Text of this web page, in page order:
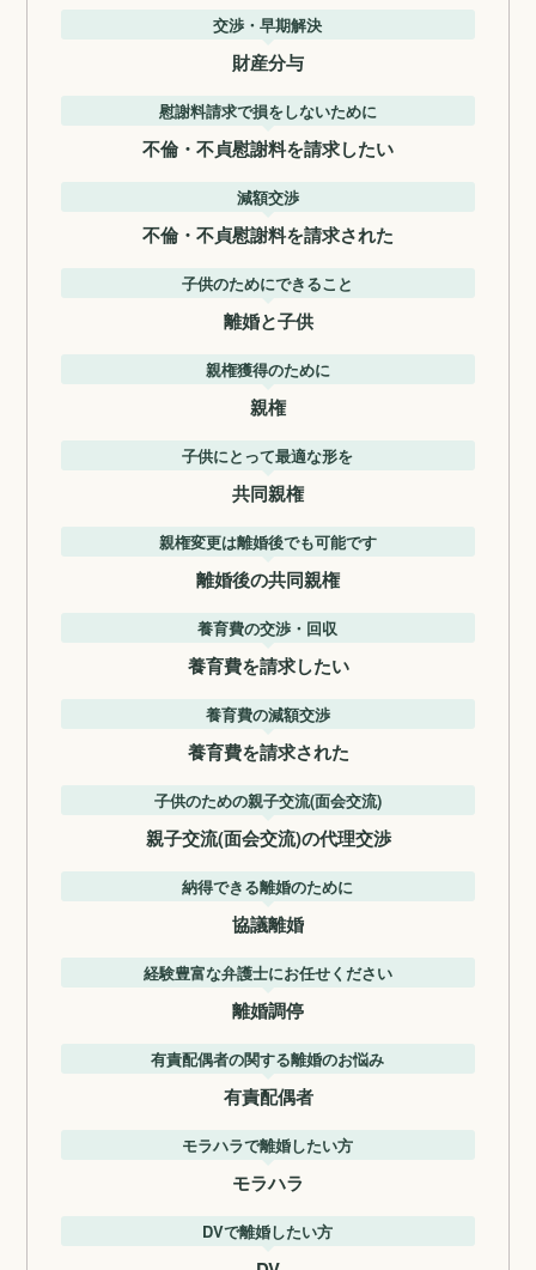
交渉・早期解決
財産分与
慰謝料請求で損をしないために
不倫・不貞慰謝料を請求したい
減額交渉
不倫・不貞慰謝料を請求された
子供のためにできること
離婚と子供
親権獲得のために
親権
子供にとって最適な形を
共同親権
親権変更は離婚後でも可能です
離婚後の共同親権
養育費の交渉・回収
養育費を請求したい
養育費の減額交渉
養育費を請求された
子供のための親子交流(面会交流)
親子交流(面会交流)の代理交渉
納得できる離婚のために
協議離婚
経験豊富な弁護士にお任せください
離婚調停
有責配偶者の関する離婚のお悩み
有責配偶者
モラハラで離婚したい方
モラハラ
DVで離婚したい方